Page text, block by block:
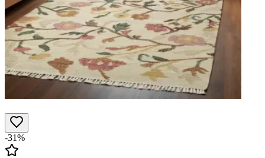
-31%